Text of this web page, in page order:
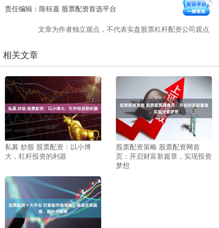
责任编辑：陈钰嘉 股票配资首选平台
文章为作者独立观点，不代表实盘股票杠杆配资公司观点
相关文章
私募 炒股 股票配资：以小博
大，杠杆投资的利器
股票配资策略 股票配资网首
页：开启财富新篇章，实现投资
梦想